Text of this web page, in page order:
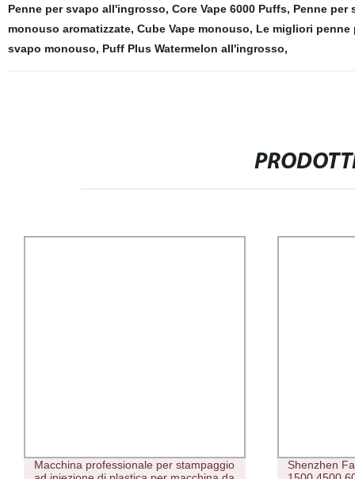
Penne per svapo all'ingrosso, Core Vape 6000 Puffs, Penne per
monouso aromatizzate, Cube Vape monouso, Le migliori penne
svapo monouso, Puff Plus Watermelon all'ingrosso,
Shenzhen Factory Wholesale Mak 800
Vape Pen